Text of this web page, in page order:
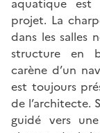
projet. La
dans les salles
structure en
carène d’un
est toujours
de l’architecte.
guidé vers